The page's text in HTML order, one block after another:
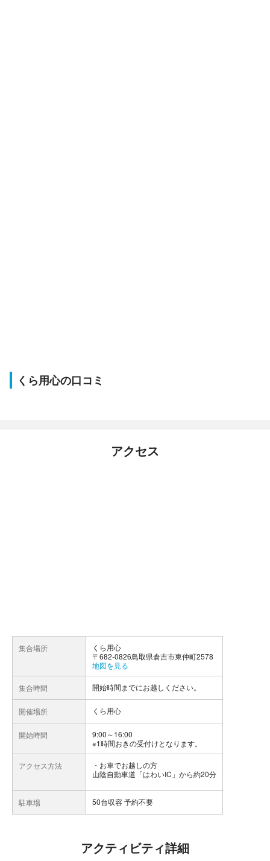
くら用心の口コミ
アクセス
集合場所
くら用心
〒682-0826鳥取県倉吉市東仲町2578
地図を見る
集合時間 開始時間までにお越しください。
開催場所 くら用心
開始時間
9:00～16:00
※1時間おきの受付けとなります。
アクセス方法
お車でお越しの方
山陰自動車道「はわいIC」から約20分
駐車場 50台収容 予約不要
アクティビティ詳細